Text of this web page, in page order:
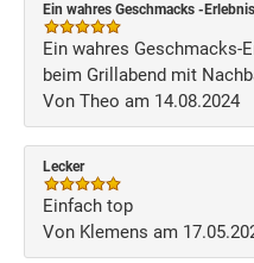
Ein wahres Geschmacks -
Ein wahres Geschmacks-
beim Grillabend mit
Von Theo am 14.08.2024
Lecker
Einfach top
Von Klemens am